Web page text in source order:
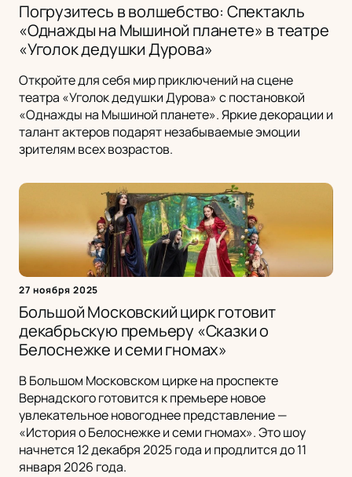
Погрузитесь в волшебство: Спектакль
«Однажды на Мышиной планете» в театре
«Уголок дедушки Дурова»
Откройте для себя мир приключений на сцене
театра «Уголок дедушки Дурова» с постановкой
«Однажды на Мышиной планете». Яркие декорации и
талант актеров подарят незабываемые эмоции
зрителям всех возрастов.
27 ноября 2025
Большой Московский цирк готовит
декабрьскую премьеру «Сказки о
Белоснежке и семи гномах»
В Большом Московском цирке на проспекте
Вернадского готовится к премьере новое
увлекательное новогоднее представление —
«История о Белоснежке и семи гномах». Это шоу
начнется 12 декабря 2025 года и продлится до 11
января 2026 года.